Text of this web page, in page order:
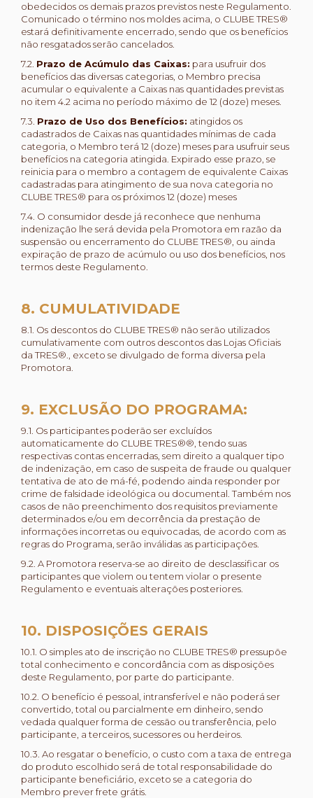
obedecidos os demais prazos previstos neste Regulamento.
Comunicado o término nos moldes acima, o CLUBE TRES®
estará definitivamente encerrado, sendo que os benefícios
não resgatados serão cancelados.
7.2. Prazo de Acúmulo das Caixas: para usufruir dos
benefícios das diversas categorias, o Membro precisa
acumular o equivalente a Caixas nas quantidades previstas
no item 4.2 acima no período máximo de 12 (doze) meses.
7.3. Prazo de Uso dos Benefícios: atingidos os
cadastrados de Caixas nas quantidades mínimas de cada
categoria, o Membro terá 12 (doze) meses para usufruir seus
benefícios na categoria atingida. Expirado esse prazo, se
reinicia para o membro a contagem de equivalente Caixas
cadastradas para atingimento de sua nova categoria no
CLUBE TRES® para os próximos 12 (doze) meses
7.4. O consumidor desde já reconhece que nenhuma
indenização lhe será devida pela Promotora em razão da
suspensão ou encerramento do CLUBE TRES®, ou ainda
expiração de prazo de acúmulo ou uso dos benefícios, nos
termos deste Regulamento.
8. CUMULATIVIDADE
8.1. Os descontos do CLUBE TRES® não serão utilizados
cumulativamente com outros descontos das Lojas Oficiais
da TRES®., exceto se divulgado de forma diversa pela
Promotora.
9. EXCLUSÃO DO PROGRAMA:
9.1. Os participantes poderão ser excluídos
automaticamente do CLUBE TRES®®, tendo suas
respectivas contas encerradas, sem direito a qualquer tipo
de indenização, em caso de suspeita de fraude ou qualquer
tentativa de ato de má-fé, podendo ainda responder por
crime de falsidade ideológica ou documental. Também nos
casos de não preenchimento dos requisitos previamente
determinados e/ou em decorrência da prestação de
informações incorretas ou equivocadas, de acordo com as
regras do Programa, serão inválidas as participações.
9.2. A Promotora reserva-se ao direito de desclassificar os
participantes que violem ou tentem violar o presente
Regulamento e eventuais alterações posteriores.
10. DISPOSIÇÕES GERAIS
10.1. O simples ato de inscrição no CLUBE TRES® pressupõe
total conhecimento e concordância com as disposições
deste Regulamento, por parte do participante.
10.2. O benefício é pessoal, intransferível e não poderá ser
convertido, total ou parcialmente em dinheiro, sendo
vedada qualquer forma de cessão ou transferência, pelo
participante, a terceiros, sucessores ou herdeiros.
10.3. Ao resgatar o benefício, o custo com a taxa de entrega
do produto escolhido será de total responsabilidade do
participante beneficiário, exceto se a categoria do
Membro prever frete grátis.